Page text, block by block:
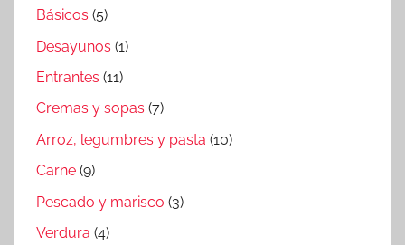
Básicos (5)
Desayunos (1)
Entrantes (11)
Cremas y sopas (7)
Arroz, legumbres y pasta (10)
Carne (9)
Pescado y marisco (3)
Verdura (4)